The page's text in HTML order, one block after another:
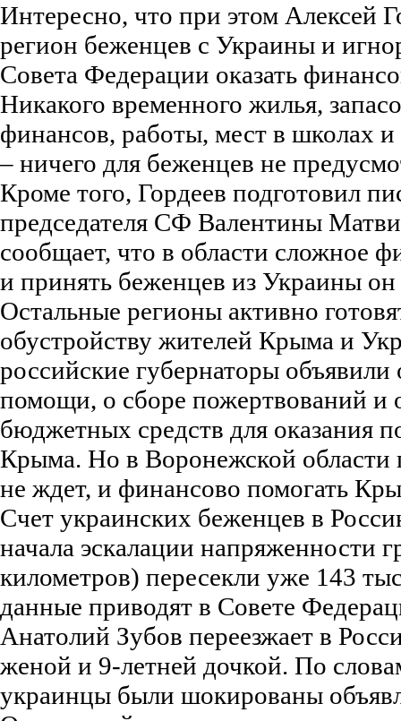
Интересно, что при этом Алексей
регион беженцев с Украины и
Совета Федерации оказать
Никакого временного жилья,
финансов, работы, мест в школах
– ничего для беженцев не
Кроме того, Гордеев подготовил
председателя СФ Валентины
сообщает, что в области сложное
и принять беженцев из Украины
Остальные регионы активно
обустройству жителей Крыма и
российские губернаторы
помощи, о сборе пожертвований и
бюджетных средств для оказания
Крыма. Но в Воронежской области
не ждет, и финансово помогать
Счет украинских беженцев в
начала эскалации напряженности
километров) пересекли уже 143
данные приводят в Совете
Анатолий Зубов переезжает в
женой и 9-летней дочкой. По
украинцы были шокированы